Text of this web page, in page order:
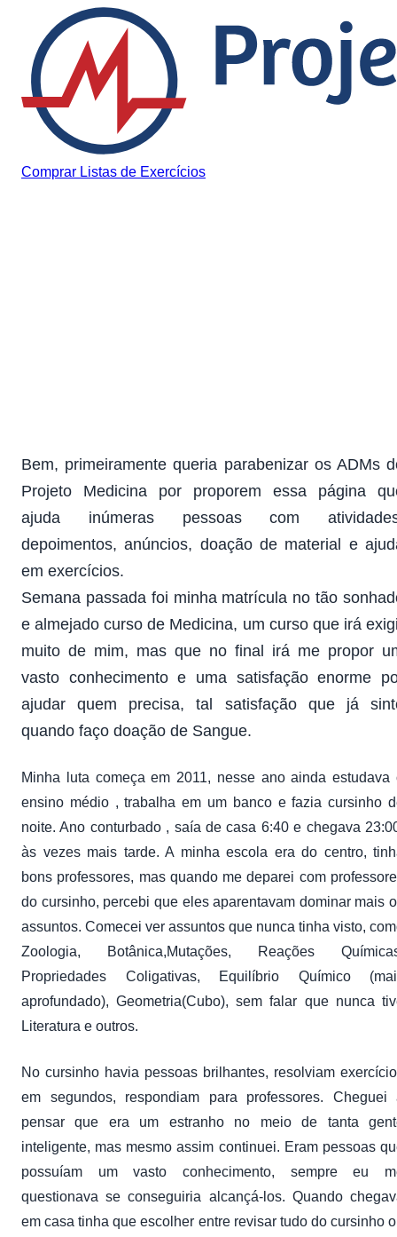
Pular para o conteúdo
Comprar Listas de Exercícios
Bem, primeiramente queria parabenizar os ADMs
Projeto Medicina por proporem essa página
ajuda inúmeras pessoas com
depoimentos, anúncios, doação de material e
em exercícios.
Semana passada foi minha matrícula no tão
e almejado curso de Medicina, um curso que irá
muito de mim, mas que no final irá me propor
vasto conhecimento e uma satisfação enorme
ajudar quem precisa, tal satisfação que já
quando faço doação de Sangue.
Minha luta começa em 2011, nesse ano ainda estudava
ensino médio , trabalha em um banco e fazia cursinho
noite. Ano conturbado , saía de casa 6:40 e chegava
às vezes mais tarde. A minha escola era do centro,
bons professores, mas quando me deparei com
do cursinho, percebi que eles aparentavam dominar mais
assuntos. Comecei ver assuntos que nunca tinha visto,
Zoologia, Botânica,Mutações, Reações
Propriedades Coligativas, Equilíbrio Químico
aprofundado), Geometria(Cubo), sem falar que nunca
Literatura e outros.
No cursinho havia pessoas brilhantes, resolviam
em segundos, respondiam para professores. Cheguei
pensar que era um estranho no meio de tanta
inteligente, mas mesmo assim continuei. Eram pessoas
possuíam um vasto conhecimento, sempre eu
questionava se conseguiria alcançá-los. Quando
em casa tinha que escolher entre revisar tudo do cursinho